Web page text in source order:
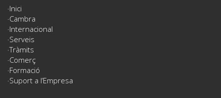
Inici
Cambra
Internacional
Serveis
Tràmits
Comerç
Formació
Suport a l’Empresa